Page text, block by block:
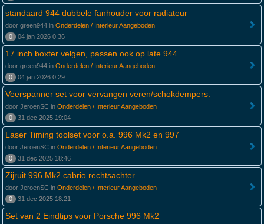
standaard 944 dubbele fanhouder voor radiateur
door green944 in Onderdelen / Interieur Aangeboden
0
04 jan 2026 0:36
17 inch boxter velgen, passen ook op late 944
door green944 in Onderdelen / Interieur Aangeboden
0
04 jan 2026 0:29
Veerspanner set voor vervangen veren/schokdempers.
door JeroenSC in Onderdelen / Interieur Aangeboden
0
31 dec 2025 19:04
Laser Timing toolset voor o.a. 996 Mk2 en 997
door JeroenSC in Onderdelen / Interieur Aangeboden
0
31 dec 2025 18:46
Zijruit 996 Mk2 cabrio rechtsachter
door JeroenSC in Onderdelen / Interieur Aangeboden
0
31 dec 2025 18:21
Set van 2 Eindtips voor Porsche 996 Mk2